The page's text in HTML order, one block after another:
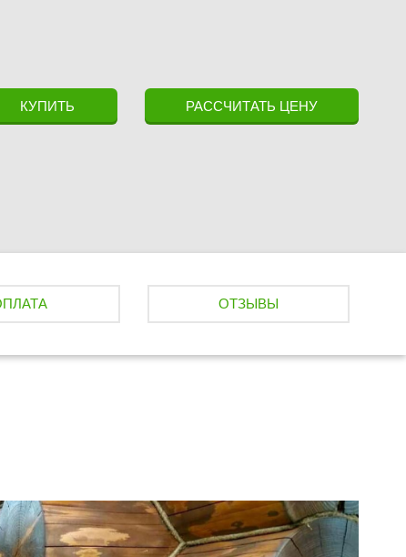
КУПИТЬ РАССЧИТАТЬ ЦЕНУ
ОТЗЫВЫ